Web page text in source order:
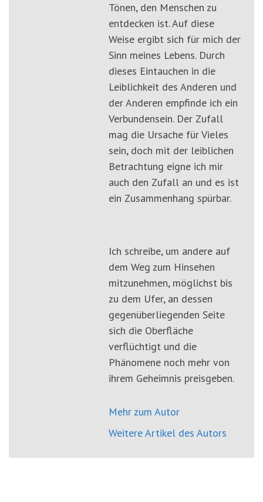
Tönen, den Menschen zu
entdecken ist. Auf diese
Weise ergibt sich für mich der
Sinn meines Lebens. Durch
dieses Eintauchen in die
Leiblichkeit des Anderen und
der Anderen empfinde ich ein
Verbundensein. Der Zufall
mag die Ursache für Vieles
sein, doch mit der leiblichen
Betrachtung eigne ich mir
auch den Zufall an und es ist
ein Zusammenhang spürbar.
Ich schreibe, um andere auf
dem Weg zum Hinsehen
mitzunehmen, möglichst bis
zu dem Ufer, an dessen
gegenüberliegenden Seite
sich die Oberfläche
verflüchtigt und die
Phänomene noch mehr von
ihrem Geheimnis preisgeben.
Mehr zum Autor
Weitere Artikel des Autors